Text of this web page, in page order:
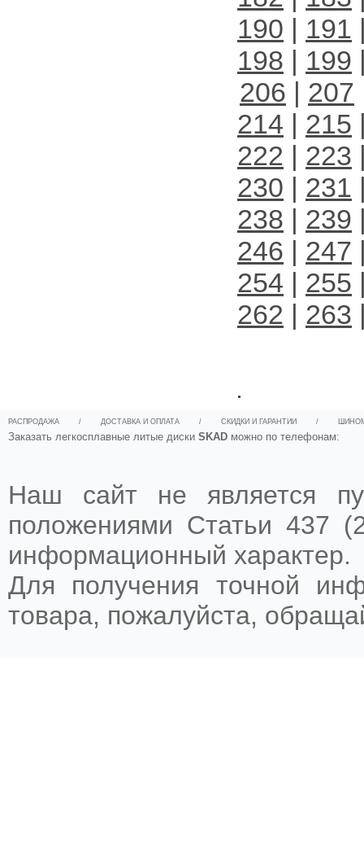
190 | 191
198 | 199
206 | 207
214 | 215
222 | 223
230 | 231
238 | 239
246 | 247
254 | 255
262 | 263
.
РАСПРОДАЖА / ДОСТАВКА И ОПЛАТА / СКИДКИ И ГАРАНТИИ /
Заказать легкосплавные литые диски SKAD можно по телефонам:
Наш сайт не является
положениями Статьи 437
информационный характер.
Для получения точной
товара, пожалуйста,